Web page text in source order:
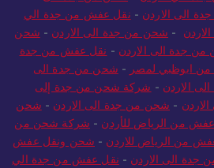
الى الاردن - نقل عفش من جدة الي
- شحن من جدة الى الاردن - شحن
جدة الى الاردن - نقل عفش من جدة
ابوظبي لمصر - شحن من جدة الى
الاردن - شركة شحن من جدة إلى
- شحن من جدة الى الاردن - شحن
من الرياض للأردن - شركة شحن من
من الرياض للاردن - شحن ونقل عفش
جدة الى الاردن - نقل عفش من جدة الي